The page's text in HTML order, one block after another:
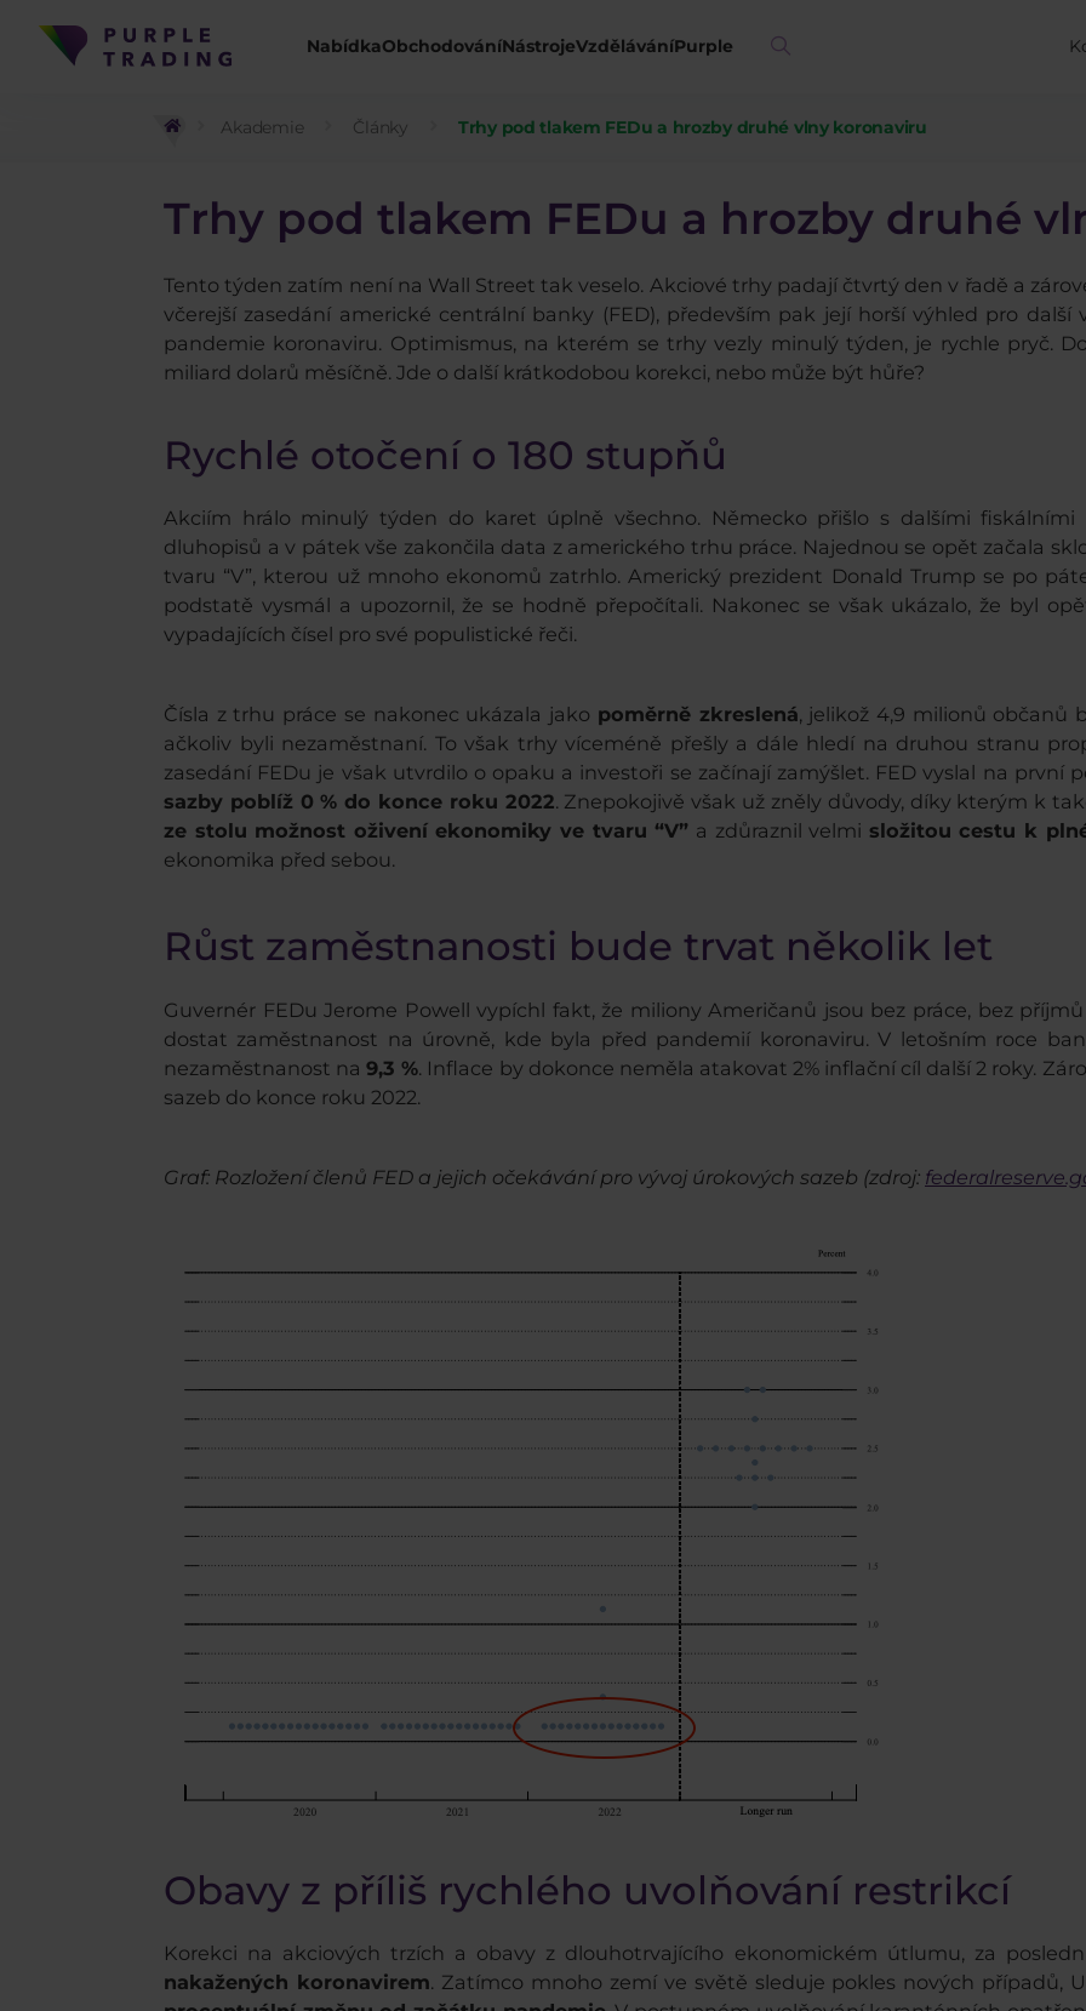
NabídkaObchodováníNástrojeVzděláváníPurple
Akademie Články Trhy pod tlakem FEDu a hrozby druhé vlny koronaviru
Trhy pod tlakem FEDu a hrozby druhé
Tento týden zatím není na Wall Street tak veselo. Akciové trhy padají čtvrtý den v řadě a
včerejší zasedání americké centrální banky (FED), především pak její horší výhled pro
pandemie koronaviru. Optimismus, na kterém se trhy vezly minulý týden, je rychle pryč.
miliard dolarů měsíčně. Jde o další krátkodobou korekci, nebo může být hůře?
Rychlé otočení o 180 stupňů
Akciím hrálo minulý týden do karet úplně všechno. Německo přišlo s dalšími fiskálními
dluhopisů a v pátek vše zakončila data z amerického trhu práce. Najednou se opět začala
tvaru “V”, kterou už mnoho ekonomů zatrhlo. Americký prezident Donald Trump se po
podstatě vysmál a upozornil, že se hodně přepočítali. Nakonec se však ukázalo, že byl
vypadajících čísel pro své populistické řeči.
Čísla z trhu práce se nakonec ukázala jako poměrně zkreslená, jelikož 4,9 milionů občanů
ačkoliv byli nezaměstnaní. To však trhy víceméně přešly a dále hledí na druhou stranu
zasedání FEDu je však utvrdilo o opaku a investoři se začínají zamýšlet. FED vyslal na první
sazby poblíž 0 % do konce roku 2022. Znepokojivě však už zněly důvody, díky kterým k
ze stolu možnost oživení ekonomiky ve tvaru “V” a zdůraznil velmi složitou cestu k
ekonomika před sebou.
Růst zaměstnanosti bude trvat několik let
Guvernér FEDu Jerome Powell vypíchl fakt, že miliony Američanů jsou bez práce, bez
dostat zaměstnanost na úrovně, kde byla před pandemií koronaviru. V letošním roce
nezaměstnanost na9,3 %. Inflace by dokonce neměla atakovat 2% inflační cíl další 2 roky.
sazeb do konce roku 2022.
Graf: Rozložení členů FED a jejich očekávání pro vývoj úrokových sazeb (zdroj:
Obavy z příliš rychlého uvolňování restrikcí
Korekci na akciových trzích a obavy z dlouhotrvajícího ekonomickém útlumu, za
nakažených koronavirem. Zatímco mnoho zemí ve světě sleduje pokles nových případů,